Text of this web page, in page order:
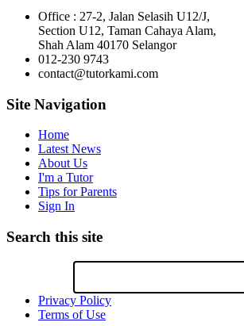
Office : 27-2, Jalan Selasih U12/J,
Section U12, Taman Cahaya Alam,
Shah Alam 40170 Selangor
012-230 9743
contact@tutorkami.com
Site Navigation
Home
Latest News
About Us
I'm a Tutor
Tips for Parents
Sign In
Search this site
Privacy Policy
Terms of Use